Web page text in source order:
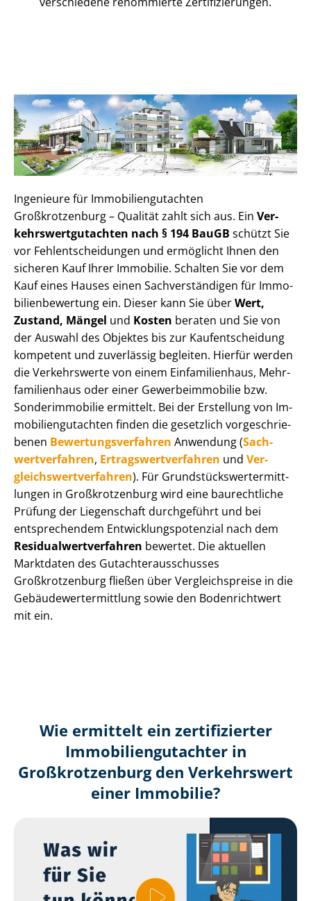
Ingenieure für Im­mo­bi­li­en­gut­ach­ten
Großkrotzenburg – Qualität zahlt sich aus. Ein Ver­
kehrs­wert­gut­ach­ten nach § 194 BauGB schützt Sie
vor Fehl­ent­schei­dun­gen und ermöglicht Ihnen den
sicheren Kauf Ihrer Immobilie. Schalten Sie vor dem
Kauf eines Hauses einen Sach­ver­stän­di­gen für Im­mo­
bi­li­en­be­wer­tung ein. Dieser kann Sie überWert,
Zustand, Mängel und Kosten beraten und Sie von
der Auswahl des Objektes bis zur Kauf­ent­schei­dung
kompetent und zuverlässig begleiten. Hierfür werden
die Verkehrswerte von einem Einfamilienhaus, Mehr­
fa­mi­li­en­haus oder einer Ge­wer­be­im­mo­bi­lie bzw.
Sonderimmobilie ermittelt. Bei der Erstellung von Im­
mo­bi­li­en­gut­ach­ten finden die gesetzlich vor­ge­schrie­
be­nen Be­wer­tungs­ver­fah­ren Anwendung (Sach­
wert­ver­fah­ren, Er­trags­wert­ver­fah­ren und Ver­
gleichs­wert­ver­fah­ren). Für Grund­stücks­wert­ermitt­
lun­gen in Großkrotzenburg wird eine baurechtliche
Prüfung der Liegenschaft durchgeführt und bei
entsprechendem Ent­wick­lungs­po­ten­zi­al nach dem
Re­si­du­al­wert­ver­fah­ren bewertet. Die aktuellen
Marktdaten des Gut­ach­ter­aus­schus­ses
Großkrotzenburg fließen über Ver­gleichs­prei­se in die
Ge­bäu­de­wert­ermitt­lung sowie den Bodenrichtwert
mit ein.
Wie ermittelt ein zertifizierter
Immobilien­gutachter in
Großkrotzenburg den Verkehrswert
einer Immobilie?